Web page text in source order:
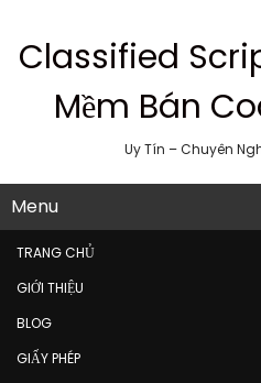
Classified
Mềm Bán
Uy Tín – Chuyên
Menu
TRANG CHỦ
GIỚI THIỆU
BLOG
GIẤY PHÉP